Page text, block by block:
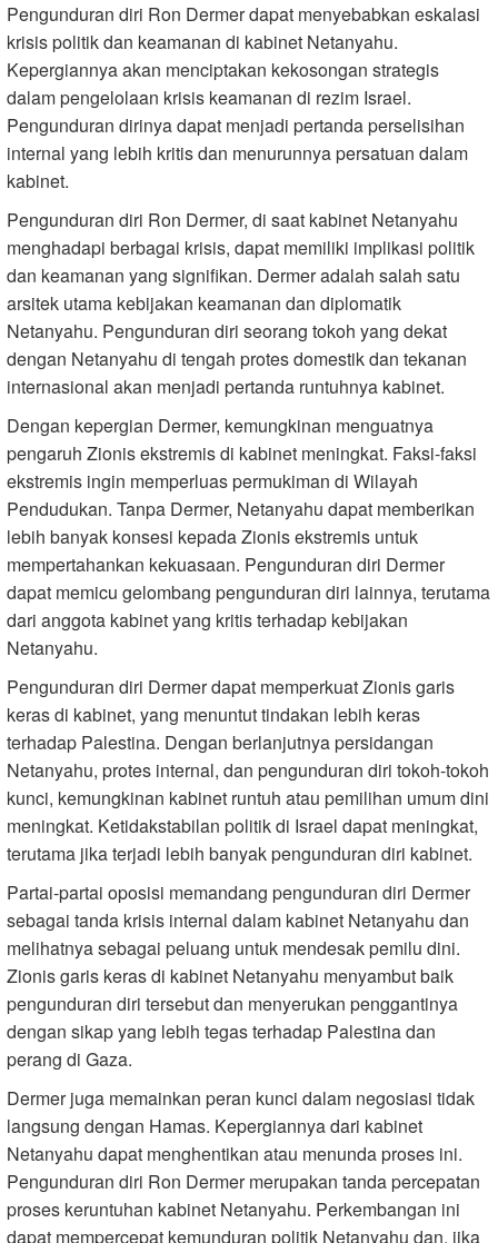
Pengunduran diri Ron Dermer dapat menyebabkan eskalasi
krisis politik dan keamanan di kabinet Netanyahu.
Kepergiannya akan menciptakan kekosongan strategis
dalam pengelolaan krisis keamanan di rezim Israel.
Pengunduran dirinya dapat menjadi pertanda perselisihan
internal yang lebih kritis dan menurunnya persatuan dalam
kabinet.
Pengunduran diri Ron Dermer, di saat kabinet Netanyahu
menghadapi berbagai krisis, dapat memiliki implikasi politik
dan keamanan yang signifikan. Dermer adalah salah satu
arsitek utama kebijakan keamanan dan diplomatik
Netanyahu. Pengunduran diri seorang tokoh yang dekat
dengan Netanyahu di tengah protes domestik dan tekanan
internasional akan menjadi pertanda runtuhnya kabinet.
Dengan kepergian Dermer, kemungkinan menguatnya
pengaruh Zionis ekstremis di kabinet meningkat. Faksi-faksi
ekstremis ingin memperluas permukiman di Wilayah
Pendudukan. Tanpa Dermer, Netanyahu dapat memberikan
lebih banyak konsesi kepada Zionis ekstremis untuk
mempertahankan kekuasaan. Pengunduran diri Dermer
dapat memicu gelombang pengunduran diri lainnya, terutama
dari anggota kabinet yang kritis terhadap kebijakan
Netanyahu.
Pengunduran diri Dermer dapat memperkuat Zionis garis
keras di kabinet, yang menuntut tindakan lebih keras
terhadap Palestina. Dengan berlanjutnya persidangan
Netanyahu, protes internal, dan pengunduran diri tokoh-tokoh
kunci, kemungkinan kabinet runtuh atau pemilihan umum dini
meningkat. Ketidakstabilan politik di Israel dapat meningkat,
terutama jika terjadi lebih banyak pengunduran diri kabinet.
Partai-partai oposisi memandang pengunduran diri Dermer
sebagai tanda krisis internal dalam kabinet Netanyahu dan
melihatnya sebagai peluang untuk mendesak pemilu dini.
Zionis garis keras di kabinet Netanyahu menyambut baik
pengunduran diri tersebut dan menyerukan penggantinya
dengan sikap yang lebih tegas terhadap Palestina dan
perang di Gaza.
Dermer juga memainkan peran kunci dalam negosiasi tidak
langsung dengan Hamas. Kepergiannya dari kabinet
Netanyahu dapat menghentikan atau menunda proses ini.
Pengunduran diri Ron Dermer merupakan tanda percepatan
proses keruntuhan kabinet Netanyahu. Perkembangan ini
dapat mempercepat kemunduran politik Netanyahu dan, jika